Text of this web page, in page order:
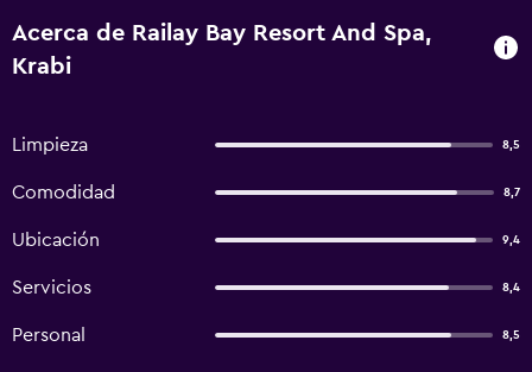
Acerca de Railay Bay Resort And Spa,
Krabi
Limpieza 8,5
Comodidad 8,7
Ubicación 9,4
Servicios 8,4
Personal 8,5